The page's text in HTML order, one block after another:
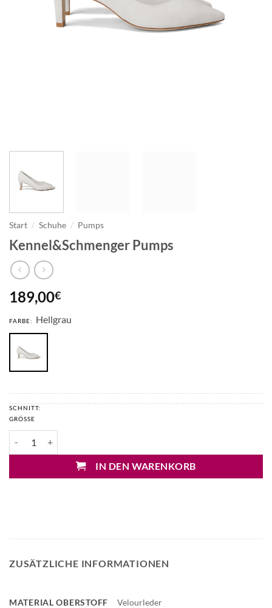
Start / Schuhe / Pumps
Kennel&Schmenger Pumps
189,00€
FARBE: Hellgrau
SCHNITT:
GRÖSSE
IN DEN WARENKORB
ZUSÄTZLICHE INFORMATIONEN
MATERIAL OBERSTOFF Velourleder